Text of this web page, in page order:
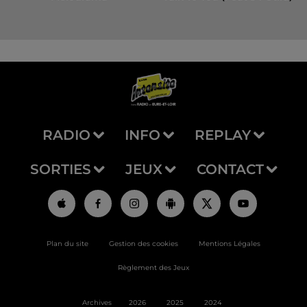
RADIO INFO REPLAY
SORTIES JEUX CONTACT
Plan du site Gestion des cookies Mentions Légales
Règlement des Jeux
Archives 2026 2025 2024